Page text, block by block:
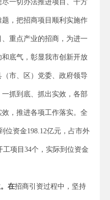
一切办法推进项目、千方
，把招商项目顺利实施作
重点产业的招商，为进一
底气，彰显我市创新开放
市、区）党委、政府领导
抓到底、抓出实效，各部
，推进各项工作落实。全
位资金198.12亿元，占市外
工项目34个，实际到位资金
在招商引资过程中，坚持